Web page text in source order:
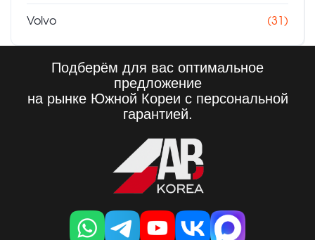
Volvo (31)
Подберём для вас оптимальное
предложение
на рынке Южной Кореи с персональной
гарантией.